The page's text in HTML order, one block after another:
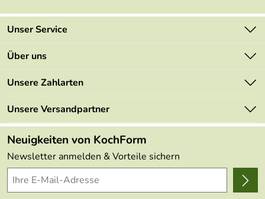
Unser Service
Kontakt
Mehrwertsteuerfrei
Retourenportal
FAQs
Lieferbedingungen
Delivery Terms
Kundenlogin
Über uns
Marken
Angebote
Made in Germany
Themen
Wir über uns
Presse
Unsere Zahlarten
Unsere Versandpartner
Neuigkeiten von KochForm
Newsletter anmelden & Vorteile sichern